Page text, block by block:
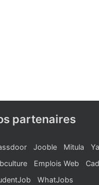
partenaires
Jooble Mitula
Emplois Web
WhatJobs